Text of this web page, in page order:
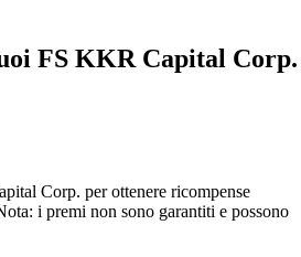
FS KKR Capital Corp.
Corp. per ottenere ricompense
i premi non sono garantiti e possono